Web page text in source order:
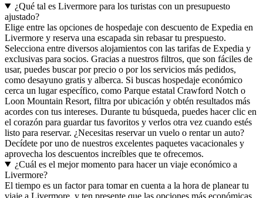
¿Qué tal es Livermore para los turistas con un presupuesto
ajustado?
Elige entre las opciones de hospedaje con descuento de Expedia en
Livermore y reserva una escapada sin rebasar tu prespuesto.
Selecciona entre diversos alojamientos con las tarifas de Expedia y
exclusivas para socios. Gracias a nuestros filtros, que son fáciles de
usar, puedes buscar por precio o por los servicios más pedidos,
como desayuno gratis y alberca. Si buscas hospedaje económico
cerca un lugar específico, como Parque estatal Crawford Notch o
Loon Mountain Resort, filtra por ubicación y obtén resultados más
acordes con tus intereses. Durante tu búsqueda, puedes hacer clic en
el corazón para guardar tus favoritos y verlos otra vez cuando estés
listo para reservar. ¿Necesitas reservar un vuelo o rentar un auto?
Decídete por uno de nuestros excelentes paquetes vacacionales y
aprovecha los descuentos increíbles que te ofrecemos.
¿Cuál es el mejor momento para hacer un viaje económico a
Livermore?
El tiempo es un factor para tomar en cuenta a la hora de planear tu
viaje a Livermore, y ten presente que las opciones más económicas